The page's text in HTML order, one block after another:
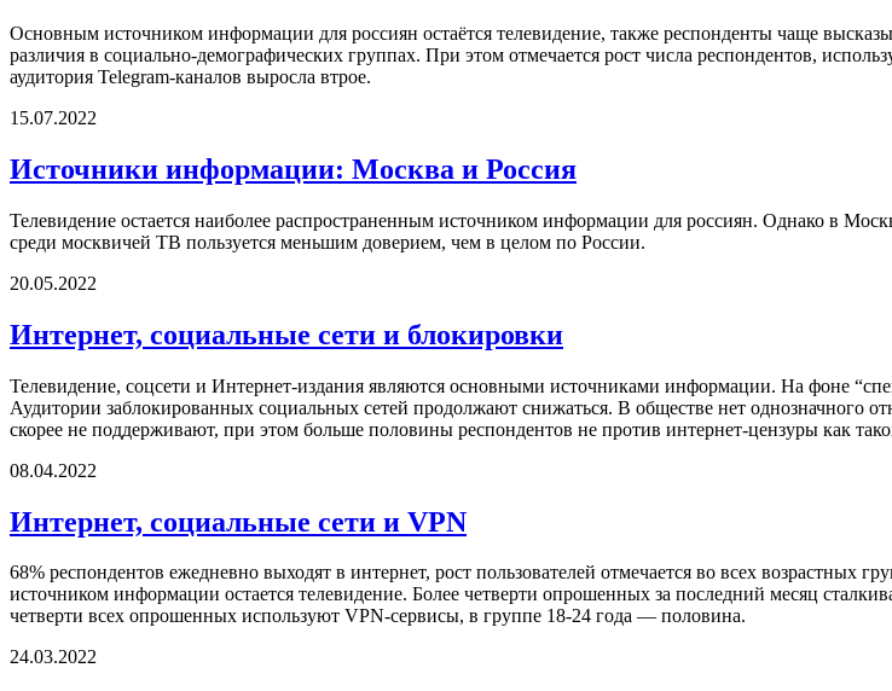
Основным источником информации для россиян остаётся телевидение, также респонденты чаще
различия в социально-демографических группах. При этом отмечается рост числа респондентов,
аудитория Telegram-каналов выросла втрое.
15.07.2022
Источники информации: Москва и Россия
Телевидение остается наиболее распространенным источником информации для россиян. Однако в
среди москвичей ТВ пользуется меньшим доверием, чем в целом по России.
20.05.2022
Интернет, социальные сети и блокировки
Телевидение, соцсети и Интернет-издания являются основными источниками информации. На фоне
Аудитории заблокированных социальных сетей продолжают снижаться. В обществе нет однозначного
скорее не поддерживают, при этом больше половины респондентов не против интернет-цензуры как
08.04.2022
Интернет, социальные сети и VPN
68% респондентов ежедневно выходят в интернет, рост пользователей отмечается во всех возрастных
источником информации остается телевидение. Более четверти опрошенных за последний месяц
четверти всех опрошенных используют VPN-сервисы, в группе 18-24 года — половина.
24.03.2022